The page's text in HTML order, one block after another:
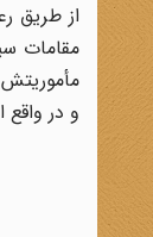
از طریق
مقامات
و در واقع